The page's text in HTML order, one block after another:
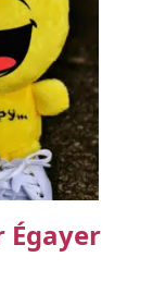
Égayer